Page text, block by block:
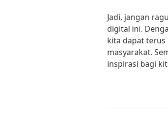
Jadi, jangan
digital ini.
kita dapat
masyarakat.
inspirasi bagi